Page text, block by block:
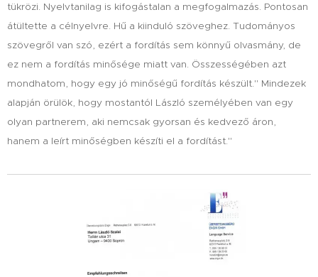
tükrözi. Nyelvtanilag is kifogástalan a megfogalmazás. Pontosan
átültette a célnyelvre. Hű a kiinduló szöveghez. Tudományos
szövegről van szó, ezért a fordítás sem könnyű olvasmány, de
ez nem a fordítás minősége miatt van. Összességében azt
mondhatom, hogy egy jó minőségű fordítás készült." Mindezek
alapján örülök, hogy mostantól László személyében van egy
olyan partnerem, aki nemcsak gyorsan és kedvező áron,
hanem a leírt minőségben készíti el a fordítást."